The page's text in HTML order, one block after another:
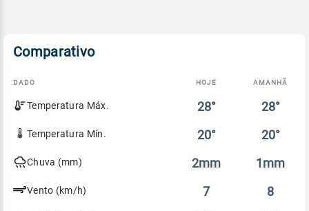
Comparativo
Comparativo
entre
previsão
hoje
DADO HOJE AMANHÃ
Temperatura Máx. 28° 28°
Temperatura Mín. 20° 20°
Chuva (mm) 2mm 1mm
Vento (km/h) 7 8